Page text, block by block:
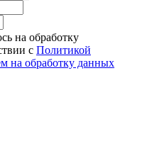
на обработку
с Политикой
на обработку данных